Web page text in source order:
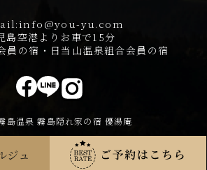
info@you-yu.com
島空港よりお車で15分
員の宿・日当山温泉組合会員の宿
島温泉 霧島隠れ家の宿 優湯庵